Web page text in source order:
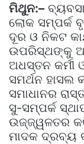
ମିଥୁନ:–
ଲୋକ ସମ୍ପର୍କ
ଦୂର ଓ ନିକଟ
ଉପରିସ୍ଥଙ୍କୁ
ଅଧସ୍ତନ କର୍ମୀ
ସମର୍ଥନ
ସମାଧାନର
ସୁ-ସମ୍ପର୍କ
ଉଜ୍ଜ୍ୱଳତର
ମାଦକ ଦ୍ରବ୍ୟ